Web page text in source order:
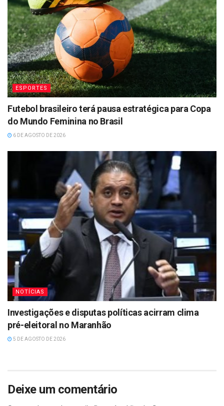
ESPORTES
Futebol brasileiro terá pausa estratégica para Copa
do Mundo Feminina no Brasil
6 DE AGOSTO DE 2026
NOTÍCIAS
Investigações e disputas políticas acirram clima
pré-eleitoral no Maranhão
5 DE AGOSTO DE 2026
Deixe um comentário